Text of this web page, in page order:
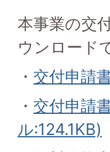
本事業の交
ウンロード
・ 交付申請
・ 交付申請
ル:124.1KB)